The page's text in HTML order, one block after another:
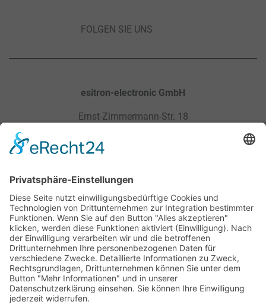
FOLGEN SIE UNS
esitron-electronic GmbH
Ernst-Zimmermann-Str. 18
88045 Friedrichshafen / Germany
Sitemap
Produkte
Service
Karriere
Kontakt
Downloads
Rechtliches
Datenschutz­
AGB
Impressum